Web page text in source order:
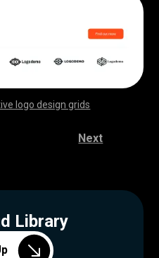
logo design grids
,,,,,,,,,,,,,,,,,,,,,,
,,,,,,,,,,,,,,,
Next
Library